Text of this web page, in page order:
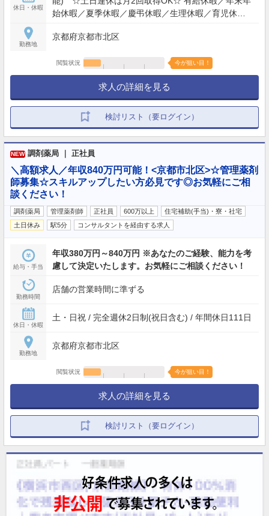
休日・休暇
始休暇／夏季休暇／慶弔休暇／生理休暇／育児休暇
／結婚休暇
勤務地
京都府京都市北区
閲覧状況 今が狙い目！
求人の詳細を見る
検討リスト（要ログイン）
NEW 調剤薬局 ｜ 正社員
＼高額求人／年収840万円可能！<京都市北区>☆管理薬剤
師募集☆スキルアップしたい方必見です◎お気軽にご相
談ください！
調剤薬局 管理薬剤師 正社員 600万以上
住宅補助(手当)・寮・社宅
土日休み
駅5分 コンサルタントを経由する求人
給与・手当
年収380万円～840万円 ※あなたのご経験、能力を考
慮して決定いたします。お気軽にご相談ください！
勤務時間
店舗の営業時間に準ずる
休日・休暇
土・日祝 / 完全週休2日制(祝日含む) / 年間休日111日
勤務地
京都府京都市北区
閲覧状況 今が狙い目！
求人の詳細を見る
検討リスト（要ログイン）